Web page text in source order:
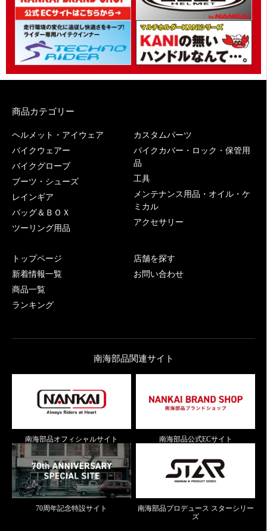
商品カテゴリー
ヘルメット・アイウェア
バイクウェアー
バイクグローブ
ブーツ・シューズ
レインギア
バッグ＆ＢＯＸ
ツーリング用品
カスタムパーツ
バイクカバー・ロック・保管用
品
工具
メンテナンス用品・オイル・ケ
ミカル
アクセサリー
トップページ
新着情報一覧
商品一覧
ランキング
店舗を探す
お問い合わせ
南海部品関連サイト
南海部品オフィシャルサイト 南海部品公式ECサイト
70周年記念特設サイト
南海部品プロデュース スターシリー
ズ